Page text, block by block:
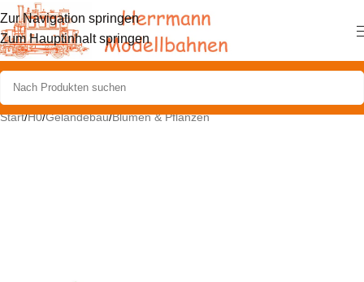
Zur Navigation springen
Zum Hauptinhalt springen
Start/H0/Geländebau/Blumen & Pflanzen